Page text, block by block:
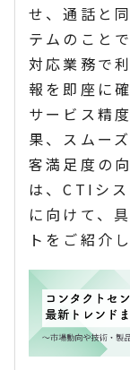
せ、通話と
テムのこと
対応業務で
報を即座に
サービス精
果、スムー
客満足度の
は、CTIシ
に向けて、
トをご紹介し